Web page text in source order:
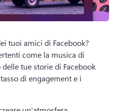
tuoi amici di Facebook?
come la musica di
tue storie di Facebook
di engagement e i